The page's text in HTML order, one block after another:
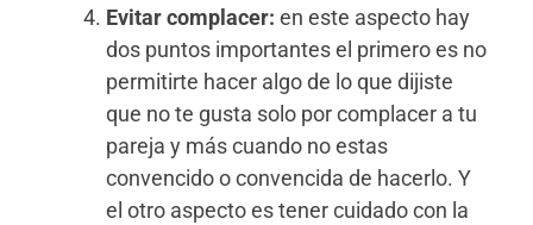
Evitar complacer: en este aspecto hay
dos puntos importantes el primero es no
permitirte hacer algo de lo que dijiste
que no te gusta solo por complacer a tu
pareja y más cuando no estas
convencido o convencida de hacerlo. Y
el otro aspecto es tener cuidado con la